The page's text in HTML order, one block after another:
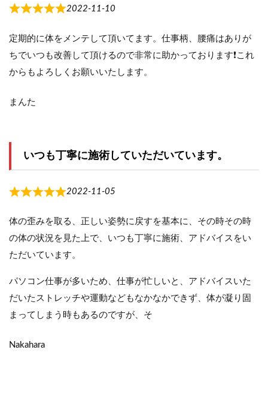
2022-11-10
定期的に体をメンテして頂いてます。仕事柄、腰痛はありが
ちでいつも改善して頂けるので非常に助かっております❗これ
からもよろしくお願いいたします。
まんた
いつも丁寧に施術していただいています。
2022-11-05
体の歪みを取る、正しい姿勢に戻すを基本に、その時その時
の体の状況を見た上で、いつも丁寧に施術、アドバイスをい
ただいています。
パソコン仕事が多いため、仕事が忙しいと、アドバイスいた
だいたストレッチや運動などもなかなかできず、体が凝り固
まってしまう時もあるのですが、そ
Nakahara